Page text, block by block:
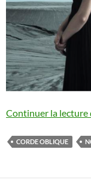
Continuer la lecture
CORDE OBLIQUE